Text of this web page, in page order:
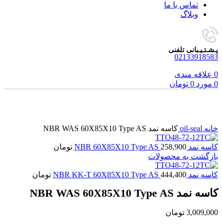
تماس با ما
وبلاگ
پـشـتـیـبانی تلفنی
02133918583
0 علاقه مندی
0 مورد 0 تومان
خانه oil-seal کاسه نمد NBR WAS 60X85X10 Type AS
کاسه نمد NBR 60X85X10 Type AS 258,900
تومان
بازگشت به محصولات
کاسه نمد NBR KK-T 60X85X10 Type AS 444,400 تومان
کاسه نمد NBR WAS 60X85X10 Type AS
3,009,000 تومان